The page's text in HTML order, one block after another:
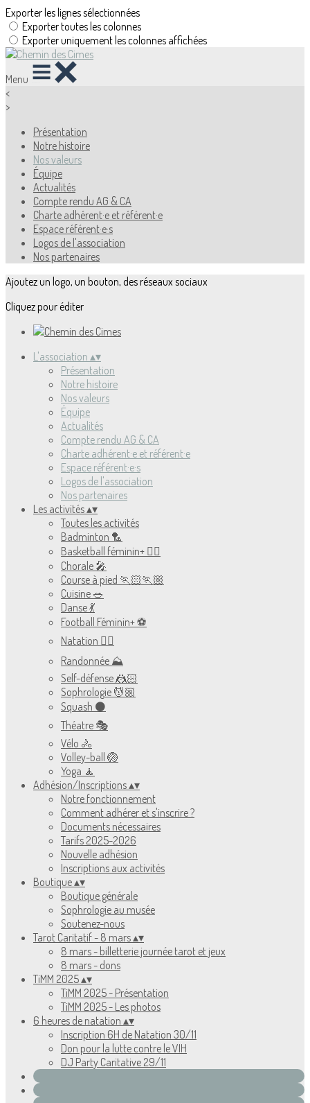
Exporter les lignes sélectionnées
Exporter toutes les colonnes
Exporter uniquement les colonnes affichées
Menu
<
>
Présentation
Notre histoire
Nos valeurs
Équipe
Actualités
Compte rendu AG & CA
Charte adhérent·e et référent·e
Espace référent·e·s
Logos de l'association
Nos partenaires
Ajoutez un logo, un bouton, des réseaux sociaux
Cliquez pour éditer
L'association ▴▾
Présentation
Notre histoire
Nos valeurs
Équipe
Actualités
Compte rendu AG & CA
Charte adhérent·e et référent·e
Espace référent·e·s
Logos de l'association
Nos partenaires
Les activités▴▾
Toutes les activités
Badminton 🏸
Basketball féminin+ ⛹🏻
Chorale 🎤
Course à pied 🏃🏻🏃🏼
Cuisine 🥗
Danse 💃
Football Féminin+ ⚽️
Natation 🏊🏻
Randonnée ⛰
Self-défense 🤼🏻
Sophrologie 💆🏼
Squash ⚫️
Théatre 🎭
Vélo 🚴
Volley-ball 🏐
Yoga 🧘
Adhésion/Inscriptions▴▾
Notre fonctionnement
Comment adhérer et s'inscrire ?
Documents nécessaires
Tarifs 2025-2026
Nouvelle adhésion
Inscriptions aux activités
Boutique▴▾
Boutique générale
Sophrologie au musée
Soutenez-nous
Tarot Caritatif - 8 mars▴▾
8 mars - billetterie journée tarot et jeux
8 mars - dons
TiMM 2025▴▾
TiMM 2025 - Présentation
TiMM 2025 - Les photos
6 heures de natation ▴▾
Inscription 6H de Natation 30/11
Don pour la lutte contre le VIH
DJ Party Caritative 29/11